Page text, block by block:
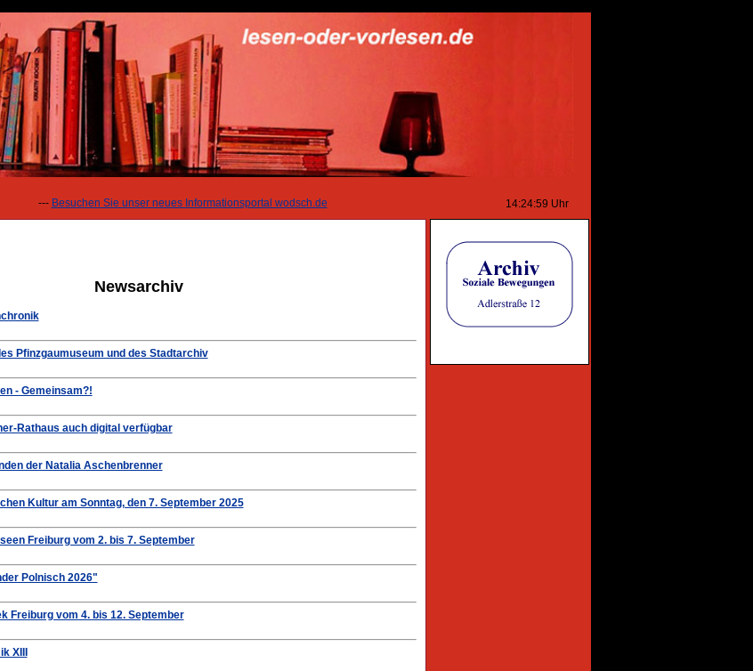
Besuchen Sie unser neues Informationsportal wodsch.de 14:24:59 Uhr
Newsarchiv
Pfinzgaumuseum und des Stadtarchiv
- Gemeinsam?!
Rathaus auch digital verfügbar
der Natalia Aschenbrenner
Kultur am Sonntag, den 7. September 2025
Freiburg vom 2. bis 7. September
Polnisch 2026"
Freiburg vom 4. bis 12. September
XIII